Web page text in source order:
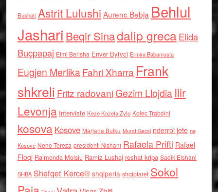
Bushati Astrit Lulushi Aurenc Bebja Behlul
Jashari Beqir Sinadalip grecaElida
Buçpapaj Elmi Berisha Enver Bytyci Ermira Babamusta
Eugjen MerlikaFahri Xharra Frank
shkreli Fritz radovaniGezim Llojdia Ilir
Levonja Interviste Keze Kozeta Zylo Kolec Traboini
kosova Kosove Marjana Bulku Murat Gecaj nderroi jete ne
Kosove Nene Tereza presidenti Nishani Rafaela Prifti Rafael
Floqi Raimonda Moisiu Ramiz Lushaj reshat kripa Sadik Elshani
SHBA Shefqet Kercelli shqiperia shqiptaret Sokol